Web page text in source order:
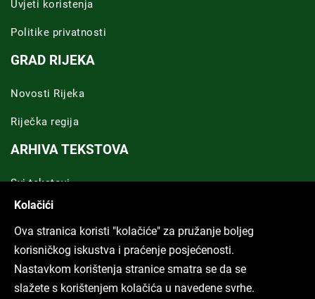
Uvjeti koristenja
Politike privatnosti
GRAD RIJEKA
Novosti Rijeka
Riječka regija
ARHIVA TEKSTOVA
Svi tekstovi
Poduckun.net
More idea
Kolačići
Ova stranica koristi "kolačiće" za pružanje boljeg
korisničkog iskustva i praćenje posjećenosti.
Nastavkom korištenja stranice smatra se da se
slažete s korištenjem kolačića u navedene svrhe.